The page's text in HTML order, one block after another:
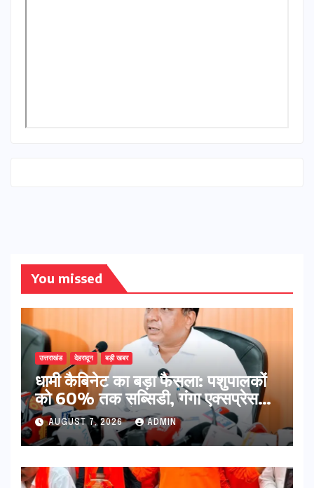
You missed
उत्तराखंड देहरादून बड़ी खबर
​धामी कैबिनेट का बड़ा फैसला: पशुपालकों
को 60% तक सब्सिडी, गंगा एक्सप्रेसवे
का हरिद्वार तक होगा विस्तार
AUGUST 7, 2026 ADMIN